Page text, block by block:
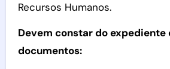
Recursos Humanos.
Devem constar do expediente
documentos: